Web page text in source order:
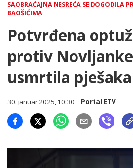
SAOBRAĆAJNA NESREĆA SE DOGODILA
BAOŠIĆIMA
Potvrđena
protiv
usmrtila pješaka
30. januar 2025, 10:30 Portal ETV